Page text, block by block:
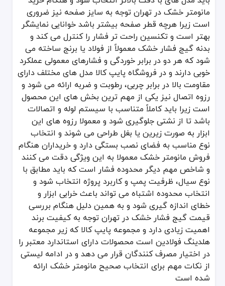
مانومتر خشک در تهران توجه به سایز صفحه نیز ضروری
است زیرا هرچه قطر صفحه بیشتر باشد خوانایی نمایشگر
بهتر است و تکنسین راحت تر فشار را کنترل می کند و
بدنه گیج فشار خشک معمولاً از فولاد یا برنج ساخته می
شود که هر دو در برابر خوردگی و فشارهای معمولی عملکرد
خوبی دارند و در فروشگاه پایپ کالا مدل های مختلف دارای
مقاومت بالا در برابر چربی، رطوبت و ضربه ارائه می شود و
رزوه اتصال نیز یکی از مهم ترین بخش های این محصول
است زیرا باید کاملاً متناسب با سیستم لوله و اتصالات
باشد تا از نشتی جلوگیری شود و معمولا رزوه های این
ابزار به صورت زیرین یا بغل طراحی می شوند و انتخاب
نوع مناسب به فضای نصب بستگی دارد و خریداران هنگام
فروش مانومتر خشک معمولا به این ویژگی دقت می کنند
و شاخص مهم دیگر محدوده فشار است که باید مطابق با
نوع سیال، ظرفیت پمپ و کاربرد پروژه انتخاب شود و
انتخاب محدوده اشتباه می تواند باعث خرابی ابزار و
خطای اندازه گیری شود و به همین دلیل هنگام بررسی
قیمت گیج فشار خشک در تهران توجه به کیفیت برند
اهمیت زیادی دارد و مجموعه پایپ کالا که زیر مجموعه
هلدینگ فولادین است محصولات دارای استاندارد معتبر را
در اختیار مصرف کنندگان قرار می دهد و در ادامه لیستی
از نکات مهم برای انتخاب صحیح مانومتر خشک ارائه
شده است